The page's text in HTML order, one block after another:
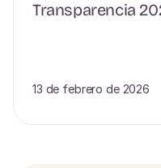
Transparencia
13 de febrero de 2026